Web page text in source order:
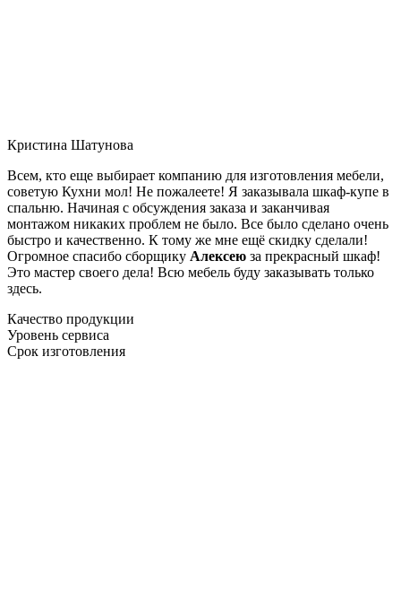
Кристина Шатунова
Всем, кто еще выбирает компанию для изготовления мебели,
советую Кухни мол! Не пожалеете! Я заказывала шкаф-купе в
спальню. Начиная с обсуждения заказа и заканчивая
монтажом никаких проблем не было. Все было сделано очень
быстро и качественно. К тому же мне ещё скидку сделали!
Огромное спасибо сборщику Алексею за прекрасный шкаф!
Это мастер своего дела! Всю мебель буду заказывать только
здесь.
Качество продукции
Уровень сервиса
Срок изготовления